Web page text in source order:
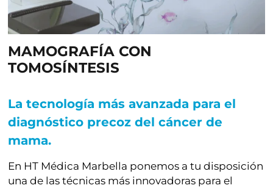
MAMOGRAFÍA CON
TOMOSÍNTESIS
La tecnología más avanzada para el
diagnóstico precoz del cáncer de
mama.
En HT Médica Marbella ponemos a tu disposición
una de las técnicas más innovadoras para el